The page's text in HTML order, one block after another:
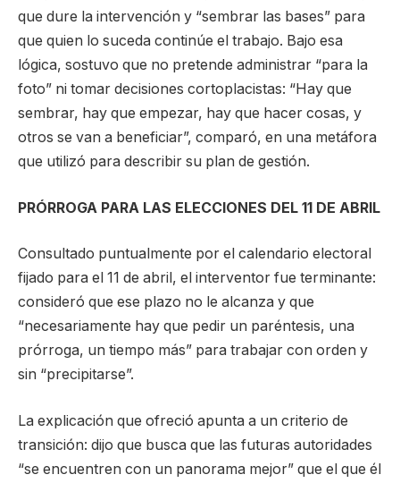
que dure la intervención y “sembrar las bases” para
que quien lo suceda continúe el trabajo. Bajo esa
lógica, sostuvo que no pretende administrar “para la
foto” ni tomar decisiones cortoplacistas: “Hay que
sembrar, hay que empezar, hay que hacer cosas, y
otros se van a beneficiar”, comparó, en una metáfora
que utilizó para describir su plan de gestión.
PRÓRROGA PARA LAS ELECCIONES DEL 11 DE ABRIL
Consultado puntualmente por el calendario electoral
fijado para el 11 de abril, el interventor fue terminante:
consideró que ese plazo no le alcanza y que
“necesariamente hay que pedir un paréntesis, una
prórroga, un tiempo más” para trabajar con orden y
sin “precipitarse”.
La explicación que ofreció apunta a un criterio de
transición: dijo que busca que las futuras autoridades
“se encuentren con un panorama mejor” que el que él